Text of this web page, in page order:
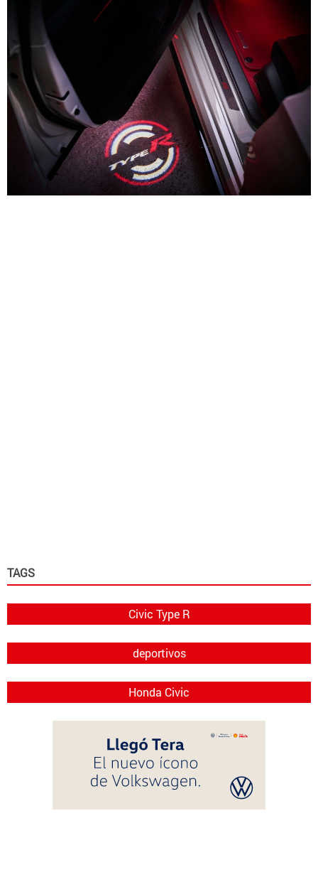
TAGS
Civic Type R
deportivos
Honda Civic